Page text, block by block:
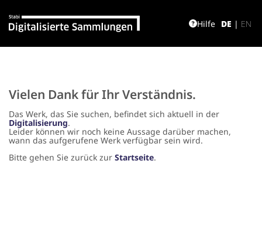
DE | EN
Hilfe
Vielen Dank für Ihr Verständnis.
Das Werk, das Sie suchen, befindet sich aktuell in der
Digitalisierung.
Leider können wir noch keine Aussage darüber machen,
wann das aufgerufene Werk verfügbar sein wird.
Bitte gehen Sie zurück zur Startseite.